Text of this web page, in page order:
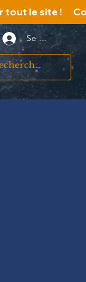
Se connecter